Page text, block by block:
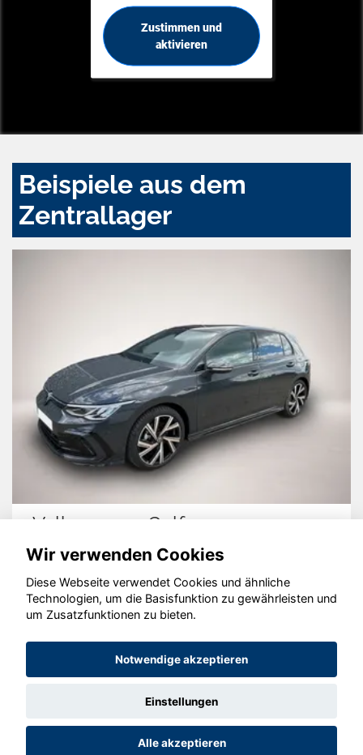
Zustimmen und
aktivieren
Beispiele aus dem
Zentrallager
Volkswagen Golf
© konjunkturmotor.de GmbH 2020 - 2026
Wir verwenden Cookies
Diese Webseite verwendet Cookies und ähnliche
Technologien, um die Basisfunktion zu gewährleisten und
um Zusatzfunktionen zu bieten.
Notwendige akzeptieren
Einstellungen
Alle akzeptieren